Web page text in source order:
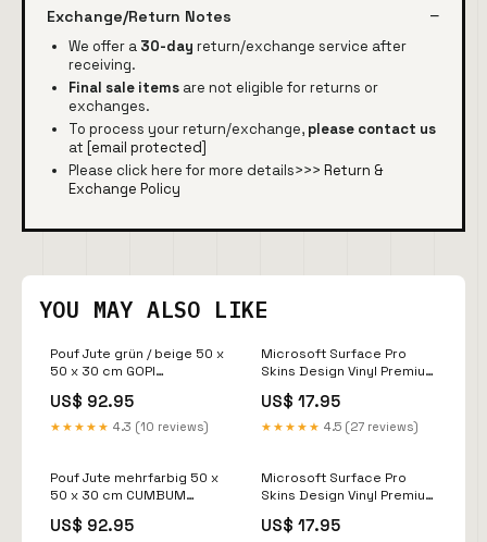
Exchange/Return Notes
We offer a 30-day return/exchange service after
receiving.
Final sale items are not eligible for returns or
exchanges.
To process your return/exchange, please contact us
at [email protected]
Please click here for more details>>> Return &
Exchange Policy
YOU MAY ALSO LIKE
Pouf Jute grün / beige 50 x
50 x 30 cm GOPI
US$ 92.95
★★★★★ 4.3 (10 reviews)
Microsoft Surface Pro
Skins Design Vinyl Premium
Afrika surface
US$ 17.95
★★★★★ 4.5 (27 reviews)
Pouf Jute mehrfarbig 50 x
50 x 30 cm CUMBUM
US$ 92.95
Microsoft Surface Pro
Skins Design Vinyl Premium
Apocalypse black xbox
US$ 17.95